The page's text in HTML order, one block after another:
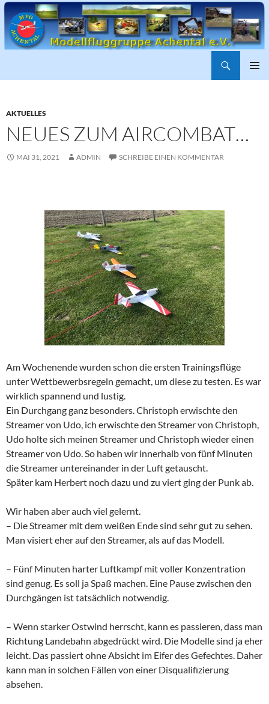
AKTUELLES
NEUES ZUM AIRCOMBAT…
MAI 31, 2021 ADMIN SCHREIBE EINEN KOMMENTAR
Am Wochenende wurden schon die ersten Trainingsflüge
unter Wettbewerbsregeln gemacht, um diese zu testen. Es war
wirklich spannend und lustig.
Ein Durchgang ganz besonders. Christoph erwischte den
Streamer von Udo, ich erwischte den Streamer von Christoph,
Udo holte sich meinen Streamer und Christoph wieder einen
Streamer von Udo. So haben wir innerhalb von fünf Minuten
die Streamer untereinander in der Luft getauscht.
Später kam Herbert noch dazu und zu viert ging der Punk ab.
Wir haben aber auch viel gelernt.
– Die Streamer mit dem weißen Ende sind sehr gut zu sehen.
Man visiert eher auf den Streamer, als auf das Modell.
– Fünf Minuten harter Luftkampf mit voller Konzentration
sind genug. Es soll ja Spaß machen. Eine Pause zwischen den
Durchgängen ist tatsächlich notwendig.
– Wenn starker Ostwind herrscht, kann es passieren, dass man
Richtung Landebahn abgedrückt wird. Die Modelle sind ja eher
leicht. Das passiert ohne Absicht im Eifer des Gefechtes. Daher
kann man in solchen Fällen von einer Disqualifizierung
absehen.